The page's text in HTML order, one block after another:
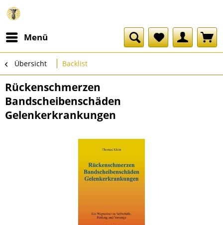
Menü
Übersicht Backlist
Rückenschmerzen
Bandscheibenschäden
Gelenkerkrankungen